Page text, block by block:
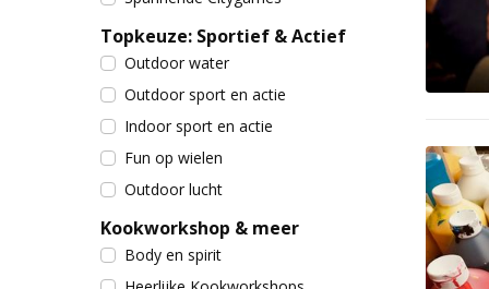
Topkeuze: Sportief & Actief
Outdoor water
Outdoor sport en actie
Indoor sport en actie
Fun op wielen
Outdoor lucht
Kookworkshop & meer
Body en spirit